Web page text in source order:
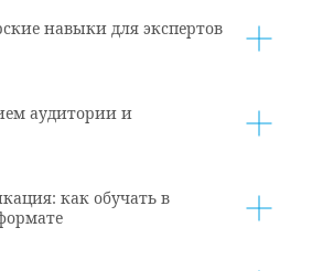
навыки для экспертов
аудитории и
как обучать в